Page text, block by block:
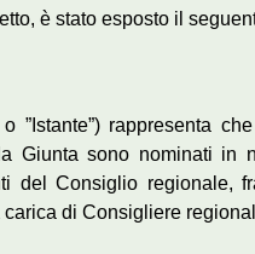
è stato esposto il
”Istante”) rappresenta
Giunta sono nominati in
del Consiglio regionale,
di Consigliere